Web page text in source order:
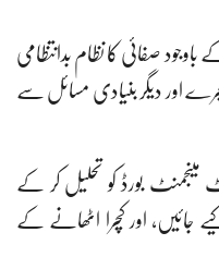
صفائی کا نظام بدانتظامی
اور دیگر بنیادی مسائل سے
مینجمنٹ بورڈ کو تحلیل کر کے
جائیں، اور کچرا اٹھانے کے